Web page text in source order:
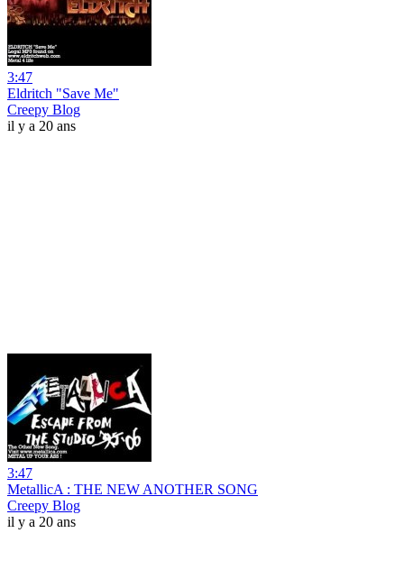
3:47
Eldritch "Save Me"
Creepy Blog
il y a 20 ans
3:47
MetallicA : THE NEW ANOTHER SONG
Creepy Blog
il y a 20 ans